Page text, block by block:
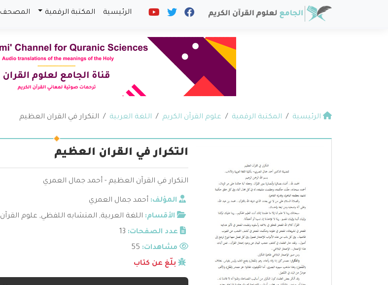
الرئيسية المكتبة الرقمية المصحف
الرئيسية المكتبة الرقمية علوم القرآن الكريم اللغة العربية التكرار في القران العظيم
التكرار في القران العظيم
التكرار في القرآن العظيم - أحمد جمال العمري
المؤلف: أحمد جمال العمري
الأقسام: اللغة العربية, المتشابه اللفظي, علوم القرآن
عدد الصفحات: 13
مشاهدات:
بلّغ عن كتاب